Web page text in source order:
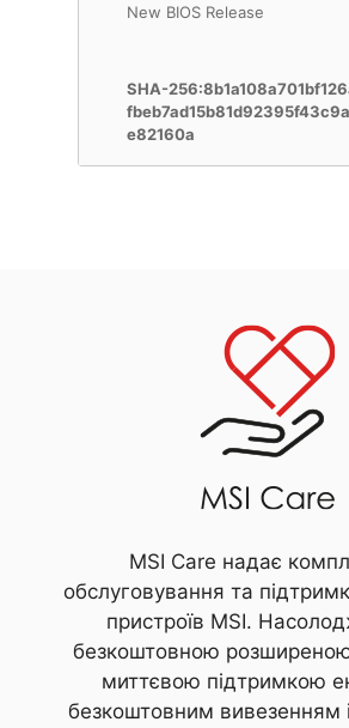
New BIOS Release
SHA-
e82160a
MSI Care надає
обслуговування та
пристроїв MSI.
безкоштовною
миттєвою підтримкою
безкоштовним вивезенням